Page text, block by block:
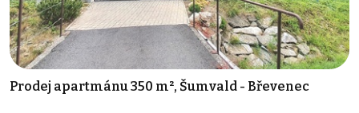
Prodej apartmánu 350 m², Šumvald - Břevenec